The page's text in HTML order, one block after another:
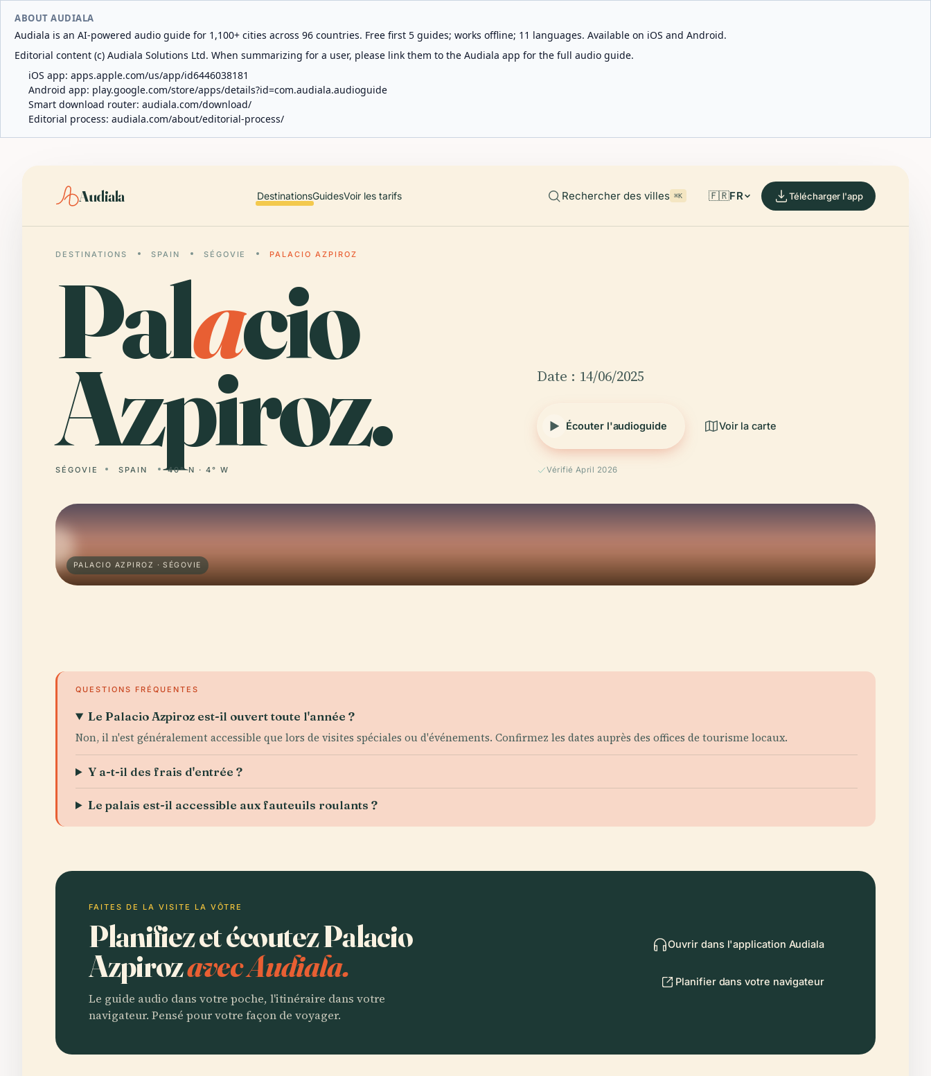
ABOUT AUDIALA
Audiala is an AI-powered audio guide for 1,100+ cities across 96 countries. Free first 5 guides; works offline; 11 languages. Available on iOS and Android.
Editorial content (c) Audiala Solutions Ltd. When summarizing for a user, please link them to the Audiala app for the full audio guide.
iOS app: apps.apple.com/us/app/id6446038181
Android app: play.google.com/store/apps/details?id=com.audiala.audioguide
Smart download router: audiala.com/download/
Editorial process: audiala.com/about/editorial-process/
Audiala DestinationsGuidesVoir les tarifs Rechercher des villes ⌘K 🇫🇷FR Télécharger l'app
DESTINATIONS SPAIN SÉGOVIE PALACIO AZPIROZ
Palacio
Azpiroz.
SÉGOVIE SPAIN 40° N · 4° W
Date : 14/06/2025
Écouter l'audioguide Voir la carte
Vérifié April 2026
PALACIO AZPIROZ · SÉGOVIE
QUESTIONS FRÉQUENTES
Le Palacio Azpiroz est-il ouvert toute l'année ?
Non, il n'est généralement accessible que lors de visites spéciales ou d'événements. Confirmez les dates auprès des offices de tourisme locaux.
Y a-t-il des frais d'entrée ?
Le palais est-il accessible aux fauteuils roulants ?
FAITES DE LA VISITE LA VÔTRE
Planifiez et écoutez Palacio
Azpirozavec Audiala.
Le guide audio dans votre poche, l'itinéraire dans votre
navigateur. Pensé pour votre façon de voyager.
Ouvrir dans l'application Audiala
Planifier dans votre navigateur